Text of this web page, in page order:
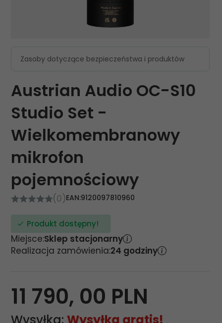
Zasoby dotyczące bezpieczeństwa i produktów
Austrian Audio OC-S10
Studio Set -
Wielkomembranowy
mikrofon
pojemnościowy
(0)EAN:9120097810960
Produkt dostępny!
Miejsce:Sklep stacjonarny
Realizacja zamówienia:24 godziny
11 790, 00 PLN